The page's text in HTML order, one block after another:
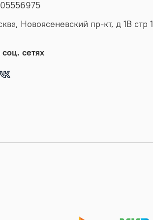
Новоясеневский пр-кт, д 1В стр 1
сетях